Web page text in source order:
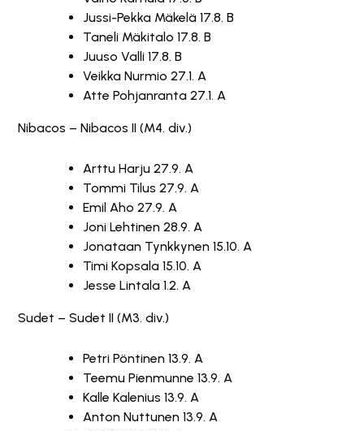
Jussi-Pekka Mäkelä 17.8. B
Taneli Mäkitalo 17.8. B
Juuso Valli 17.8. B
Veikka Nurmio 27.1. A
Atte Pohjanranta 27.1. A
Nibacos – Nibacos II (M4. div.)
Arttu Harju 27.9. A
Tommi Tilus 27.9. A
Emil Aho 27.9. A
Joni Lehtinen 28.9. A
Jonataan Tynkkynen 15.10. A
Timi Kopsala 15.10. A
Jesse Lintala 1.2. A
Sudet – Sudet II (M3. div.)
Petri Pöntinen 13.9. A
Teemu Pienmunne 13.9. A
Kalle Kalenius 13.9. A
Anton Nuttunen 13.9. A